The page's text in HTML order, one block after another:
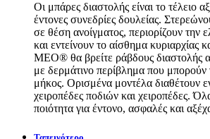
Οι μπάρες διαστολής είναι το τέλειο
έντονες συνεδρίες δουλείας.
σε θέση ανοίγματος, περιορίζουν την
και εντείνουν το αίσθημα κυριαρχίας
MEO® θα βρείτε ράβδους διαστολής
με δερμάτινο περίβλημα που μπορούν
μήκος. Ορισμένα μοντέλα διαθέτουν
χειροπέδες ποδιών και χειροπέδες.
ποιότητα για έντονο, ασφαλές και